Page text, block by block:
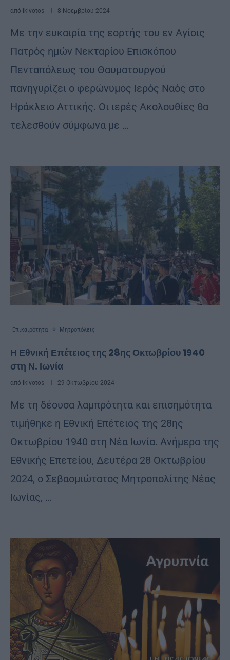
από ikivotos 8 Νοεμβρίου 2024
Με την ευκαιρία της εορτής του εν Αγίοις
Πατρός ημών Νεκταρίου Επισκόπου
Πενταπόλεως του Θαυματουργού
πανηγυρίζει ο φερώνυμος Ιερός Ναός στο
Ηράκλειο Αττικής. Οι ιερές Ακολουθίες θα
τελεσθούν σύμφωνα με …
Επικαιρότητα Μητροπόλεις
Η Εθνική Επέτειος της 28ης Οκτωβρίου 1940
στη Ν. Ιωνία
από ikivotos 29 Οκτωβρίου 2024
Με τη δέουσα λαμπρότητα και επισημότητα
τιμήθηκε η Εθνική Επέτειος της 28ης
Οκτωβρίου 1940 στη Νέα Ιωνία. Ανήμερα της
Εθνικής Επετείου, Δευτέρα 28 Οκτωβρίου
2024, ο Σεβασμιώτατος Μητροπολίτης Νέας
Ιωνίας, …